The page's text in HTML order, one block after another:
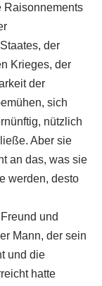
Raisonnements
der
Krieges, der
der
sich
nützlich
Aber sie
an das, was sie
werden, desto
und
Mann, der sein
und die
hatte